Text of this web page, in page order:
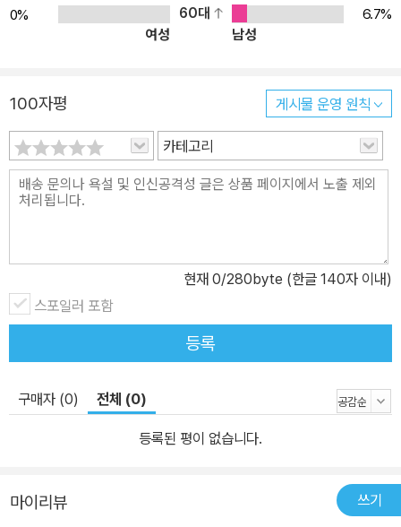
재미있는 교재입니다. ? 한국어 학습자가 가장 많이 접하고 흥미로워
하는 주제와 의사소통 기능을 다룹니다. ? 한국어 학습자의 특성과
련했습니다. ? 한국인의 언어생활, 언어 사용 환경의 변화를 발 빠르
게 반영했습니다. ? 친근하고 생동감 있는 삽화와 입체적이고 감각적
인 디자인으로 학습의 재미를 더합니다. 이 책의 저자 집필 책임자 김
정숙?Kim, Chungsook? 문학 박사, 고려대학교 문과대학 국어국
문학과 교수 주요?논문 <한국어 교육 과정과 교과서 연구>, <과제
수행을 중심으로 한 한국어 교육 방법론>, <통합 교육을 위한 한국어
《한국어회화 1~6》(공저), 《재미있는 한국어 1~5》(공저), 《세종 한
국어 1~8》(공저), 《고려대 한국어 1~3》(공저), 《고려대 재미있는
한국어 1~3》(공저) 외 다수 책임 집필자 김지영?Kim, Jiyoung 문
학 박사, 고려대학교 글로벌학부 한국학전공 조교수 주요?논문 <과
제 중심 접근법에 기반한 한국어 교육 과정 개발 방안 연구>, <과제
수행 중심의 한국어 말하기 수업에서 담화 분석 활동의 활용 방안>
외 다수 주요?저서 《재미있는 한국어 2?4?6》(공저), 《세종 한국어
5~6》(공저), 《세 종 한국어회화 3~4》(공저), 《고려대 한국어 1~
ng, Keumsook 문학 박사, 고려대학교 국제어학원 한국어센터 연구
부장 주요?논문 <성취 기준 기반의 한국어 교수 설계 연구>, <한국
0%
60대
6.7%
여성
남성
100자평 게시물 운영 원칙
카테고리
현재 0/280byte (한글 140자 이내)
스포일러 포함
등록
구매자 (0) 전체 (0)
등록된 평이 없습니다.
마이리뷰 쓰기